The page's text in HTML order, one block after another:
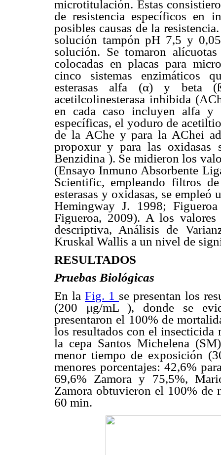
microtitulación. Estas
de resistencia específicos en
posibles causas de la
solución tampón pH 7,5 y
solución. Se tomaron
colocadas en placas para
cinco sistemas enzimáticos
esterasas alfa (α) y beta
acetilcolinesterasa inhibida
en cada caso incluyen alfa y
específicas, el yoduro de
de la AChe y para la AChei
propoxur y para las oxidasas
Benzidina ). Se midieron los
(Ensayo Inmuno Absorbente
Scientific, empleando filtros
esterasas y oxidasas, se
Hemingway J. 1998;
Figueroa, 2009). A los valores
descriptiva, Análisis de
Kruskal Wallis a un nivel de
RESULTADOS
Pruebas Biológicas
En la Fig. 1 se presentan los
(200 μg/mL ), donde se
presentaron el 100% de
los resultados con el insecticida
la cepa Santos Michelena
menor tiempo de exposición
menores porcentajes: 42,6%
69,6% Zamora y 75,5%,
Zamora obtuvieron el 100%
60 min.